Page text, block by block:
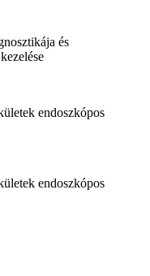
és
endoszkópos
endoszkópos